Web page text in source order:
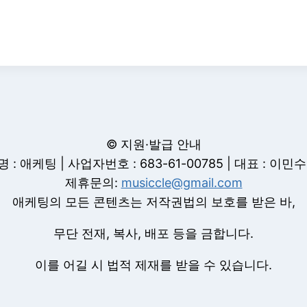
© 지원·발급 안내
: 애케팅 | 사업자번호 : 683-61-00785 | 대표 : 이민
제휴문의: musiccle@gmail.com
애케팅의 모든 콘텐츠는 저작권법의 보호를 받은 바,
무단 전재, 복사, 배포 등을 금합니다.
이를 어길 시 법적 제재를 받을 수 있습니다.